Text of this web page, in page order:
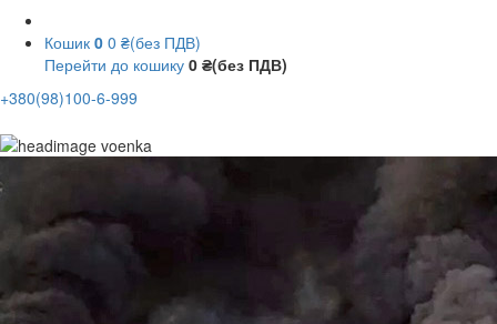
Кошик 0 0 ₴(без ПДВ)
Перейти до кошику 0 ₴(без ПДВ)
+380(98)100-6-999